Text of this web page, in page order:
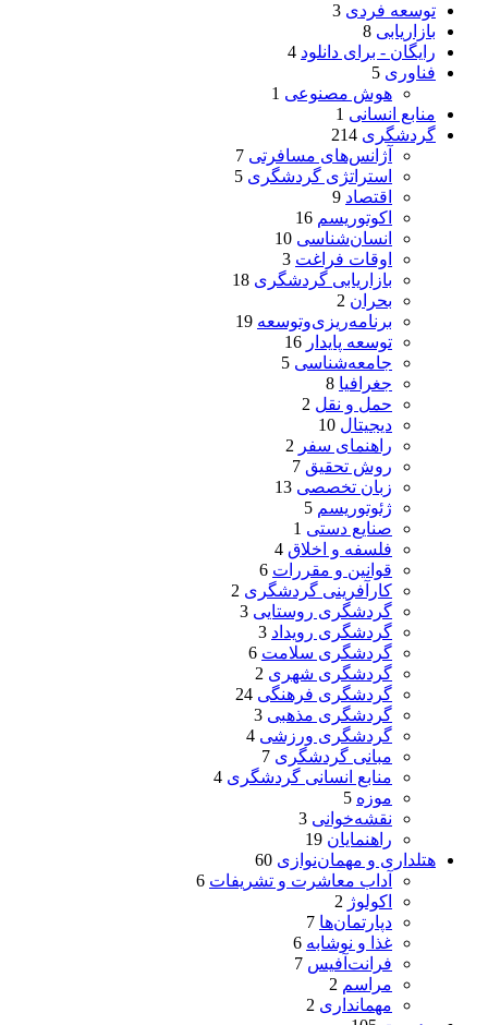
توسعه فردی 3
بازاریابی 8
رایگان - برای دانلود 4
فناوری 5
هوش مصنوعی 1
منابع انسانی 1
گردشگری 214
آژانس‌های مسافرتی 7
استراتژی گردشگری 5
اقتصاد 9
اکوتوریسم 16
انسان‌شناسی 10
اوقات فراغت 3
بازاریابی گردشگری 18
بحران 2
برنامه‌ریزی‌وتوسعه 19
توسعه پایدار 16
جامعه‌شناسی 5
جغرافیا 8
حمل و نقل 2
دیجیتال 10
راهنمای سفر 2
روش تحقیق 7
زبان تخصصی 13
ژئوتوریسم 5
صنایع دستی 1
فلسفه و اخلاق 4
قوانین و مقررات 6
کارآفرینی گردشگری 2
گردشگری روستایی 3
گردشگری رویداد 3
گردشگری سلامت 6
گردشگری شهری 2
گردشگری فرهنگی 24
گردشگری مذهبی 3
گردشگری ورزشی 4
مبانی گردشگری 7
منابع انسانی گردشگری 4
موزه 5
نقشه‌خوانی 3
راهنمایان 19
هتلداری و مهمان‌نوازی 60
آداب معاشرت و تشریفات 6
اکولوژ 2
دپارتمان‌ها 7
غذا و نوشابه 6
فرانت‌آفیس 7
مراسم 2
مهمانداری 2